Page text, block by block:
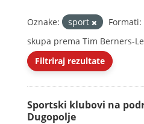
Oznake: sport Formati:
skupa prema Tim Berners-
Filtriraj rezultate
Sportski klubovi na
Dugopolje